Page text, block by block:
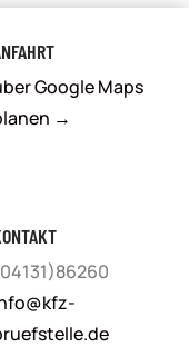
Google Maps
→